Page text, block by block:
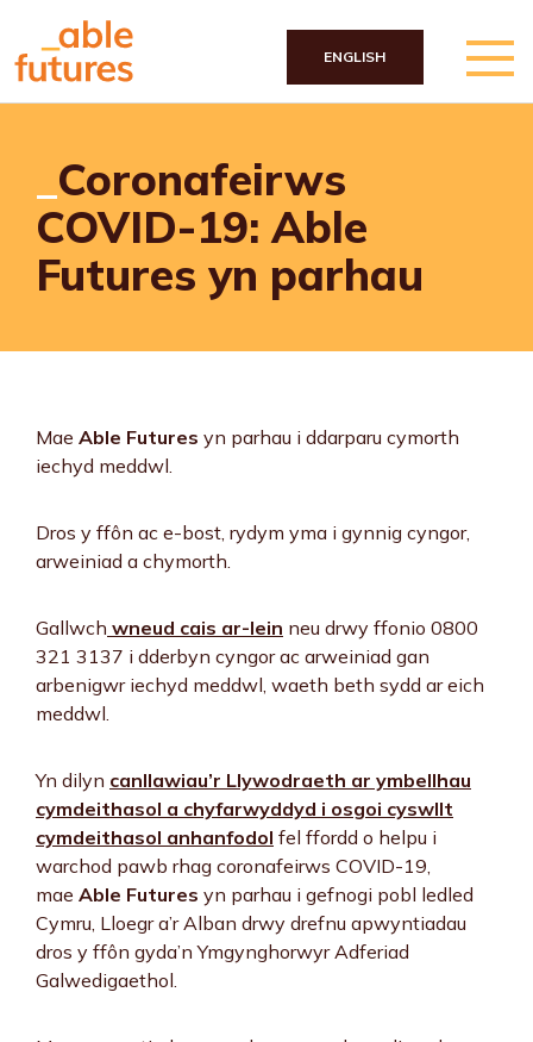
ENGLISH
Coronafeirws
COVID-19: Able
Futures yn parhau
Mae Able Futures yn parhau i ddarparu cymorth
iechyd meddwl.
Dros y ffôn ac e-bost, rydym yma i gynnig cyngor,
arweiniad a chymorth.
Gallwch wneud cais ar-lein neu drwy ffonio 0800
321 3137 i dderbyn cyngor ac arweiniad gan
arbenigwr iechyd meddwl, waeth beth sydd ar eich
meddwl.
Yn dilyn canllawiau’r Llywodraeth ar ymbellhau
cymdeithasol a chyfarwyddyd i osgoi cyswllt
cymdeithasol anhanfodol fel ffordd o helpu i
warchod pawb rhag coronafeirws COVID-19,
mae Able Futures yn parhau i gefnogi pobl ledled
Cymru, Lloegr a’r Alban drwy drefnu apwyntiadau
dros y ffôn gyda’n Ymgynghorwyr Adferiad
Galwedigaethol.